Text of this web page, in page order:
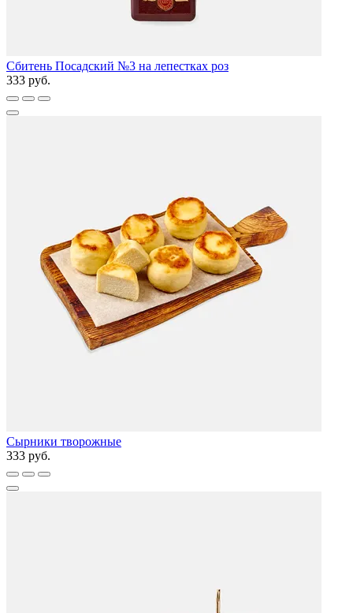
Сбитень Посадский №3 на лепестках роз
333 руб.
Сырники творожные
333 руб.